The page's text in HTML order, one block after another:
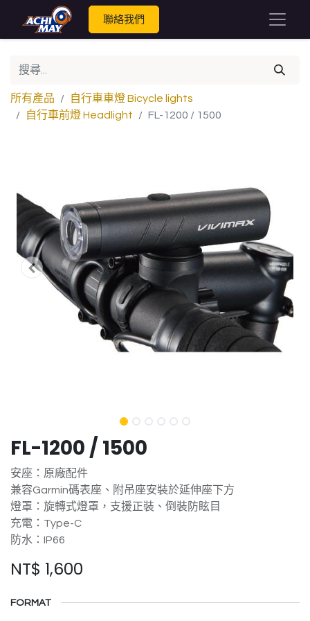
聯絡我們
所有產品
自行車車燈 Bicycle lights
自行車前燈 Headlight
FL-1200 / 1500
FL-1200 / 1500
安座：原廠配件
兼容Garmin碼表座、附吊座安裝於延伸座下方
燈罩：旋轉式燈罩，支援正裝、倒裝防眩目
充電：Type-C
防水：IP66
NT$ 1,600
FORMAT